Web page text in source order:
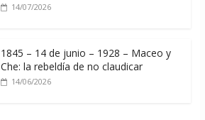
14/07/2026
1845 – 14 de junio – 1928 – Maceo y
Che: la rebeldía de no claudicar
14/06/2026